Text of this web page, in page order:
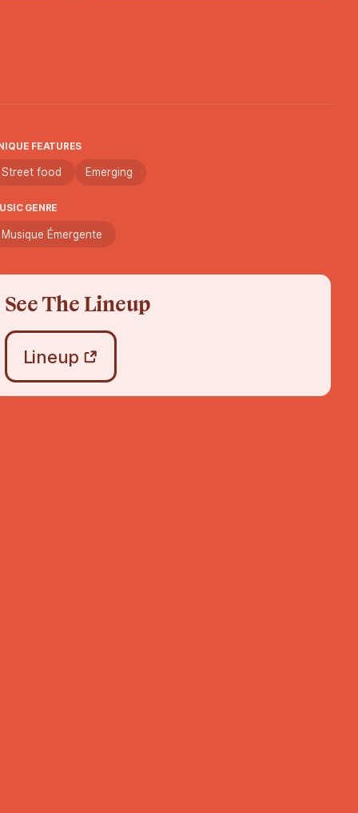
FEATURES
Street food Emerging
GENRE
Musique Émergente
See The Lineup
Lineup